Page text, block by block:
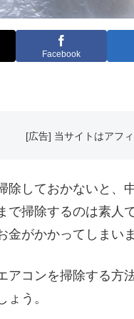
Facebook
[広告] 当サイトはアフ
除しておかないと、
で掃除するのは素人
金がかかってしまい
アコンを掃除する方
ょう。